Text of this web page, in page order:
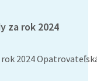
za rok 2024
2024